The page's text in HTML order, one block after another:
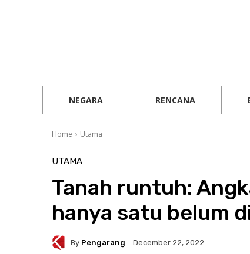
NEGARA RENCANA
Home Utama
UTAMA
Tanah runtuh:
hanya satu belum
By Pengarang December 22, 2022